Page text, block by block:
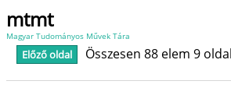
mtmt
Magyar Tudományos Művek Tára
Előző oldal Összesen 88 elem 9